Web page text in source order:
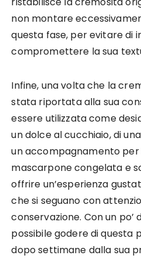
non montare
questa fase, per evitare di
compromettere la sua
Infine, una volta che la
stata riportata alla sua
essere utilizzata come
un dolce al cucchiaio, di
un accompagnamento
mascarpone congelata e
offrire un’esperienza
che si seguano con
conservazione. Con un po’
possibile godere di questa
dopo settimane dalla sua